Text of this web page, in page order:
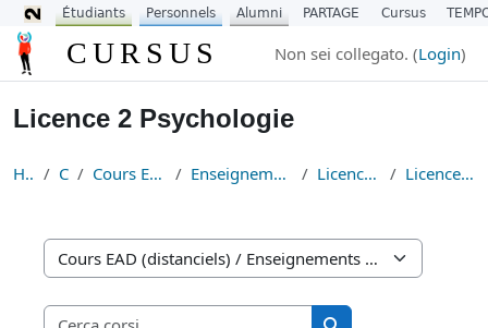
Vai al contenuto principale
CURSUS Non sei collegato. (Login)
Licence 2 Psychologie
Home Corsi Cours EAD (distanciels) Enseignements Fondamentaux Licence Psychologie Licence 2 Psychologie
Categorie di corso
Cerca corsi
Étudiants Personnels Alumni PARTAGE Cursus